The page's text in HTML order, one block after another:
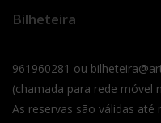
Bilheteira
961960281 ou
(chamada para rede móvel
As reservas são válidas